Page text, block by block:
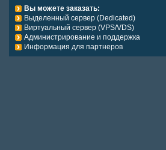
Вы можете заказать:
Выделенный сервер (Dedicated)
Виртуальный сервер (VPS/VDS)
Администрирование и поддержка
Информация для партнеров